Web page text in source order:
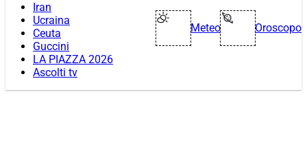
Iran
Ucraina
Ceuta
Guccini
LA PIAZZA 2026
Ascolti tv
Meteo Oroscopo